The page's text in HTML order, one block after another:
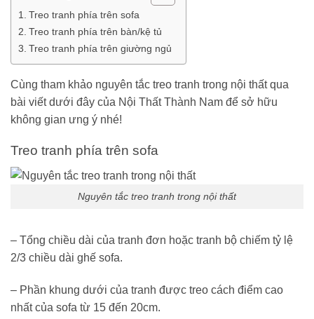
Treo tranh phía trên sofa
Treo tranh phía trên bàn/kệ tủ
Treo tranh phía trên giường ngủ
Cùng tham khảo nguyên tắc treo tranh trong nội thất qua
bài viết dưới đây của Nội Thất Thành Nam để sở hữu
không gian ưng ý nhé!
Treo tranh phía trên sofa
Nguyên tắc treo tranh trong nội thất
– Tổng chiều dài của tranh đơn hoặc tranh bộ chiếm tỷ lệ
2/3 chiều dài ghế sofa.
– Phần khung dưới của tranh được treo cách điểm cao
nhất của sofa từ 15 đến 20cm.